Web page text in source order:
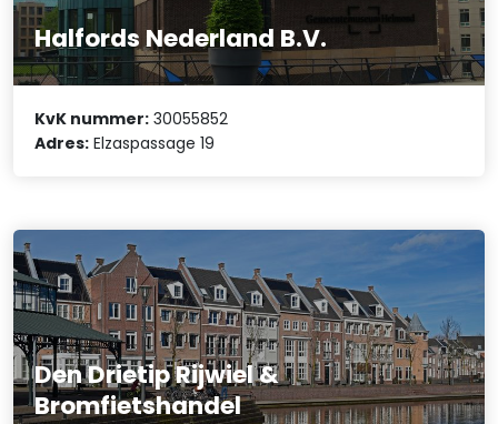
Halfords Nederland B.V.
KvK nummer: 30055852
Adres: Elzaspassage 19
Den Drietip Rijwiel &
Bromfietshandel